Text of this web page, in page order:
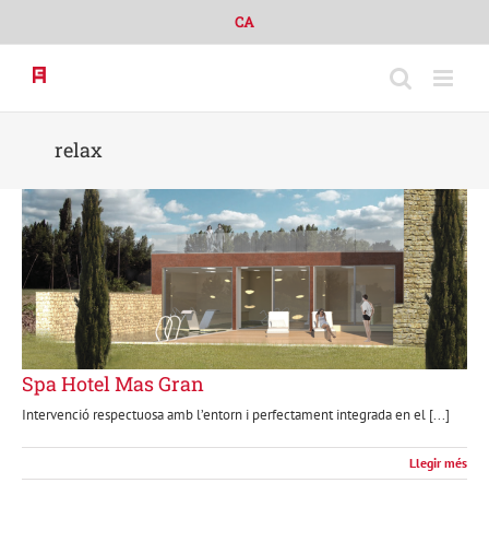
content
CA
relax
Spa Hotel Mas Gran
Intervenció respectuosa amb l’entorn i perfectament integrada en el [...]
Llegir més